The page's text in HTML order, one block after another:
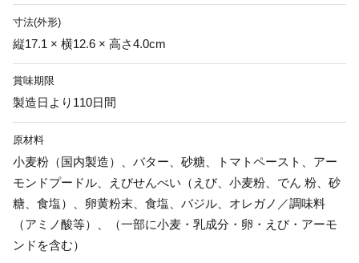
寸法(外形)
縦17.1 × 横12.6 × 高さ4.0cm
賞味期限
製造日より110日間
原材料
小麦粉（国内製造）、バター、砂糖、トマトペースト、アー
モンドプードル、えびせんべい（えび、小麦粉、でん 粉、砂
糖、食塩）、卵黄粉末、食塩、バジル、オレガノ／調味料
（アミノ酸等）、（一部に小麦・乳成分・卵・えび・アーモ
ンドを含む）